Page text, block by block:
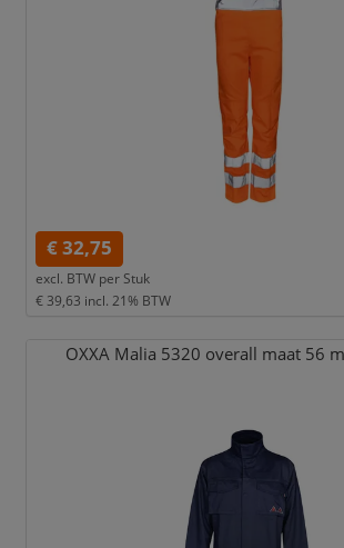
€ 32,75
excl. BTW per Stuk
€ 39,63 incl. 21% BTW
OXXA Malia 5320 overall maat 56